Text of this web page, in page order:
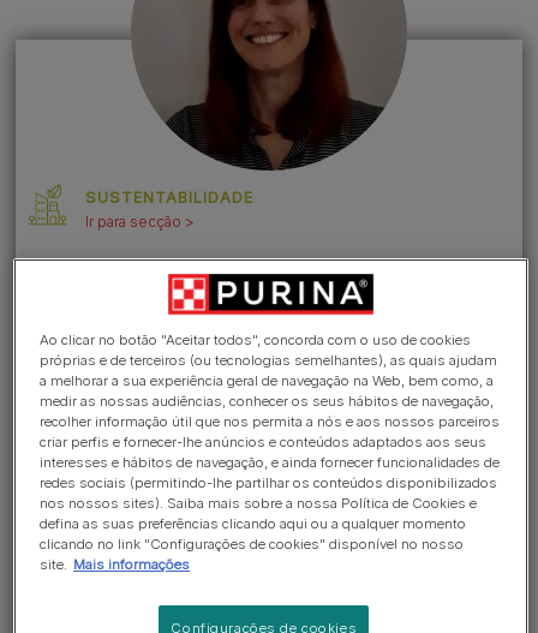
SUSTENTABILIDADE
Ir para secção >
O peixe utilizado nos vossos
produtos é sustentável? Porque
não existe nenhuma certificação
nas vossas embalagens?
Em 2016, estabelecemos para nós
mesmos uma meta de 100% dos
nossos ingredientes de peixe e
marisco serem de origem
responsável até 2020. Isso tem-
Ao clicar no botão "Aceitar todos", concorda com o uso de cookies
próprias e de terceiros (ou tecnologias semelhantes), as quais ajudam
a melhorar a sua experiência geral de navegação na Web, bem como, a
medir as nossas audiências, conhecer os seus hábitos de navegação,
recolher informação útil que nos permita a nós e aos nossos parceiros
criar perfis e fornecer-lhe anúncios e conteúdos adaptados aos seus
interesses e hábitos de navegação, e ainda fornecer funcionalidades de
redes sociais (permitindo-lhe partilhar os conteúdos disponibilizados
nos nossos sites). Saiba mais sobre a nossa Política de Cookies e
defina as suas preferências clicando aqui ou a qualquer momento
clicando no link "Configurações de cookies" disponível no nosso
site. Mais informações
Configurações de cookies